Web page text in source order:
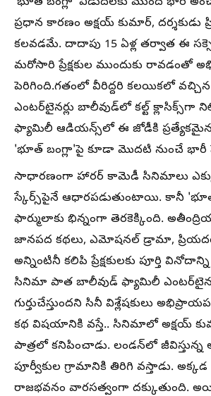
ప్రధాన కారణం అక్షయ్ కుమార్, దర్శకుడు
కలవడమే. దాదాపు 15 ఏళ్ల తర్వాత ఈ
మరోసారి ప్రేక్షకుల ముందుకు రావడంతో
పెరిగింది.గతంలో వీరిద్దరి కలయికలో
ఎంటర్‌టైనర్లు బాలీవుడ్‌లో కల్ట్
ఫ్యామిలీ ఆడియన్స్‌లో ఈ జోడీకి ప్రత్యేకమైన
'భూత్ బంగ్లా'పై కూడా మొదటి నుంచే భారీ
సాధారణంగా హారర్ కామెడీ సినిమాలు
స్కేర్స్‌పైనే ఆధారపడుతుంటాయి. కానీ
ఫార్ములాకు భిన్నంగా తెరకెక్కింది. అతీంద్రియ
జానపద కథలు, ఎమోషనల్ డ్రామా,
అన్నింటినీ కలిపి ప్రేక్షకులకు పూర్తి
సినిమా పాత బాలీవుడ్ ఫ్యామిలీ
గుర్తుచేస్తుందని సినీ విశ్లేషకులు
కథ విషయానికి వస్తే.. సినిమాలో అక్షయ్
పాత్రలో కనిపించాడు. లండన్‌లో జీవిస్తున్న
పూర్వీకుల గ్రామానికి తిరిగి వస్తాడు.
రాజభవనం వారసత్వంగా దక్కుతుంది.